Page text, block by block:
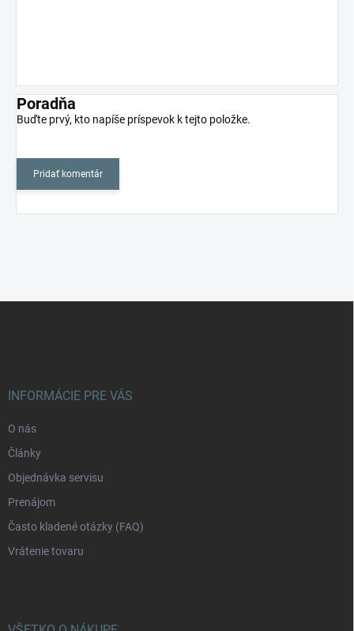
Poradňa
Buďte prvý, kto napíše príspevok k tejto položke.
Pridať komentár
INFORMÁCIE PRE VÁS
O nás
Články
Objednávka servisu
Prenájom
Často kladené otázky (FAQ)
Vrátenie tovaru